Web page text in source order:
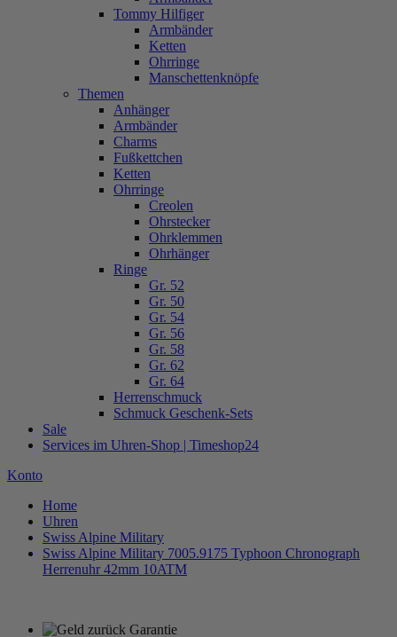
Tommy Hilfiger
Armbänder
Ketten
Ohrringe
Manschettenknöpfe
Themen
Anhänger
Armbänder
Charms
Fußkettchen
Ketten
Ohrringe
Creolen
Ohrstecker
Ohrklemmen
Ohrhänger
Ringe
Gr. 52
Gr. 50
Gr. 54
Gr. 56
Gr. 58
Gr. 62
Gr. 64
Herrenschmuck
Schmuck Geschenk-Sets
Sale
Services im Uhren-Shop | Timeshop24
Konto
Home
Uhren
Swiss Alpine Military
Swiss Alpine Military 7005.9175 Typhoon Chronograph
Herrenuhr 42mm 10ATM